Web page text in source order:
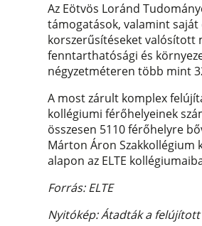
Az Eötvös Loránd
támogatások, valamint saját
korszerűsítéseket valósított
fenntarthatósági és
négyzetméteren több mint
A most zárult komplex
kollégiumi férőhelyeinek
összesen 5110 férőhelyre
Márton Áron Szakkollégium
alapon az ELTE
Forrás: ELTE
Nyitókép: Átadták a felújított